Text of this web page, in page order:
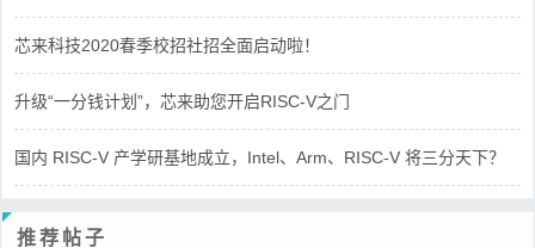
芯来科技2020春季校招社招全面启动啦！
升级“一分钱计划”，芯来助您开启RISC-V之门
国内 RISC-V 产学研基地成立，Intel、Arm、RISC-V 将三分天下？
推荐帖子